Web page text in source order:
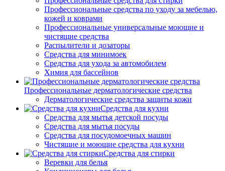
Профессиональные средства по уходу за мебелью,
кожей и коврами
Профессиональные универсальные моющие и
чистящие средства
Распылители и дозаторы
Средства для минимоек
Средства для ухода за автомобилем
Химия для бассейнов
Профессиональные дерматологические средства
Дерматологические средства защиты кожи
Средства для кухни
Средства для мытья детской посуды
Средства для мытья посуды
Средства для посудомоечных машин
Чистящие и моющие средства для кухни
Средства для стирки
Веревки для белья